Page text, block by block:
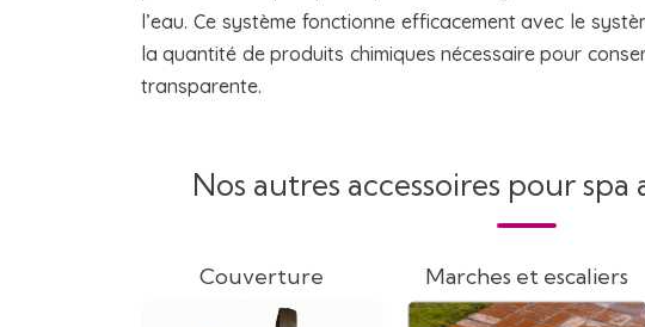
l’eau. Ce système fonctionne efficacement avec le
la quantité de produits chimiques nécessaire pour
transparente.
Nos autres accessoires pour spa
Couverture Marches et escaliers